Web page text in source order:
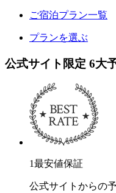
ご宿泊プラン一覧
プランを選ぶ
公式サイト限定 6大
1最安値保証
公式サイトからの